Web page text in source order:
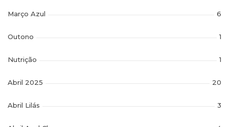
Março Azul 6
Outono 1
Nutrição 1
Abril 2025 20
Abril Lilás 3